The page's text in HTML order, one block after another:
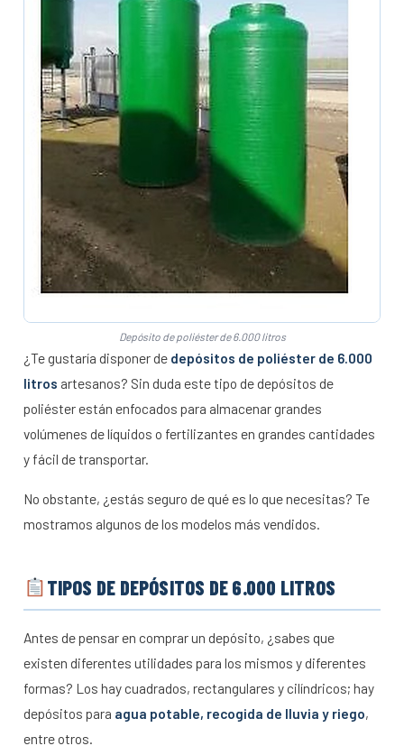
Depósito de poliéster de 6.000 litros
¿Te gustaría disponer de depósitos de poliéster de 6.000
litros artesanos? Sin duda este tipo de depósitos de
poliéster están enfocados para almacenar grandes
volúmenes de líquidos o fertilizantes en grandes cantidades
y fácil de transportar.
No obstante, ¿estás seguro de qué es lo que necesitas? Te
mostramos algunos de los modelos más vendidos.
TIPOS DE DEPÓSITOS DE 6.000 LITROS
Antes de pensar en comprar un depósito, ¿sabes que
existen diferentes utilidades para los mismos y diferentes
formas? Los hay cuadrados, rectangulares y cilíndricos; hay
depósitos para agua potable, recogida de lluvia y riego,
entre otros.